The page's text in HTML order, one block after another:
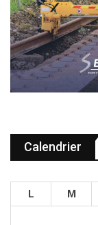
Calendrier
L M